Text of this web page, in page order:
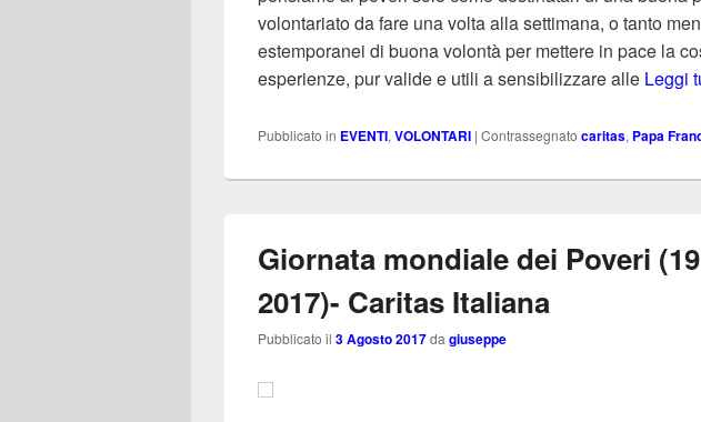
volontariato da fare una volta alla settimana, o tanto
estemporanei di buona volontà per mettere in pace la
esperienze, pur valide e utili a sensibilizzare alle Leggi
Pubblicato in EVENTI, VOLONTARI | Contrassegnato caritas, Papa
Giornata mondiale dei Poveri
2017)- Caritas Italiana
Pubblicato il 3 Agosto 2017da giuseppe